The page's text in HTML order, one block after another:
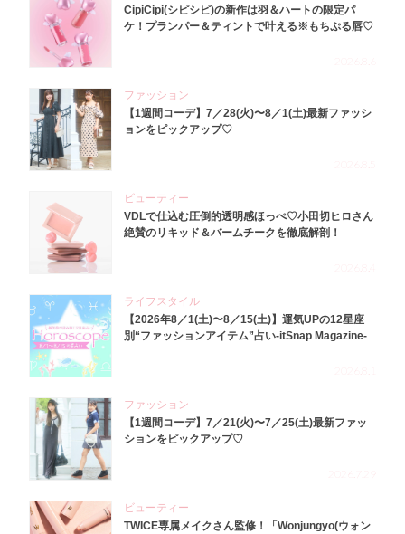
CipiCipi(シピシピ)の新作は羽＆ハートの限定パ
ケ！プランパー＆ティントで叶える※もちぷる唇♡
ファッション
【1週間コーデ】7／28(火)〜8／1(土)最新ファッシ
ョンをピックアップ♡
ビューティー
VDLで仕込む圧倒的透明感ほっぺ♡小田切ヒロさん
絶賛のリキッド＆バームチークを徹底解剖！
ライフスタイル
【2026年8／1(土)〜8／15(土)】運気UPの12星座
別“ファッションアイテム”占い-itSnap Magazine-
ファッション
【1週間コーデ】7／21(火)〜7／25(土)最新ファッ
ションをピックアップ♡
ビューティー
TWICE専属メイクさん監修！「Wonjungyo(ウォン